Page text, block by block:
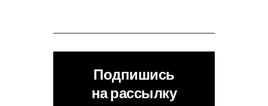
Подпишись
на рассылку